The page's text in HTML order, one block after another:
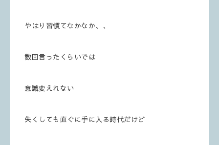
やはり習慣てなかなか、、
数回言ったくらいでは
意識変えれない
失くしても直ぐに手に入る時代だけど